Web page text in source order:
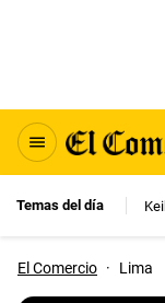
Temas del día
El Comercio · Lima